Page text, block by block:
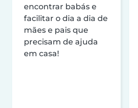
encontrar babás e
facilitar o dia a dia de
mães e pais que
precisam de ajuda
em casa!